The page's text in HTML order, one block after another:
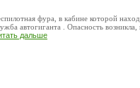
фура, в кабине которой
автогиганта . Опасность
дальше